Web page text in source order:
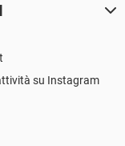
su Instagram